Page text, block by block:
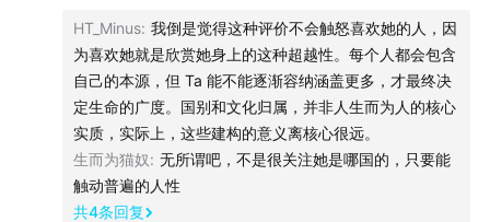
推荐关注：
电影巨辩的轻量版：电影巨辩5min
电影巨辩付费专辑：为了华语电影
联系：
HT_Minus: 我倒是觉得这种评价不会触怒喜欢她的人，因
为喜欢她就是欣赏她身上的这种超越性。每个人都会包含
自己的本源，但 Ta 能不能逐渐容纳涵盖更多，才最终决
定生命的广度。国别和文化归属，并非人生而为人的核心
实质，实际上，这些建构的意义离核心很远。
生而为猫奴: 无所谓吧，不是很关注她是哪国的，只要能
触动普遍的人性
共4条回复